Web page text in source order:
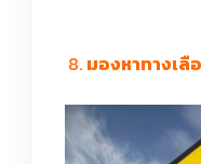
8. มองหาทางเลื